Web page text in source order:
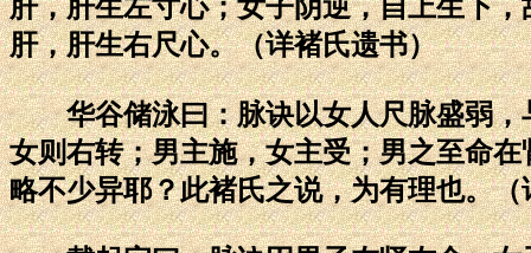
肝，肝生左寸心；女子阴逆，自上生下
肝，肝生右尺心。（详褚氏遗书）
华谷储泳曰：脉诀以女人尺脉盛弱，与
女则右转；男主施，女主受；男之至命
略不少异耶？此褚氏之说，为有理也。（